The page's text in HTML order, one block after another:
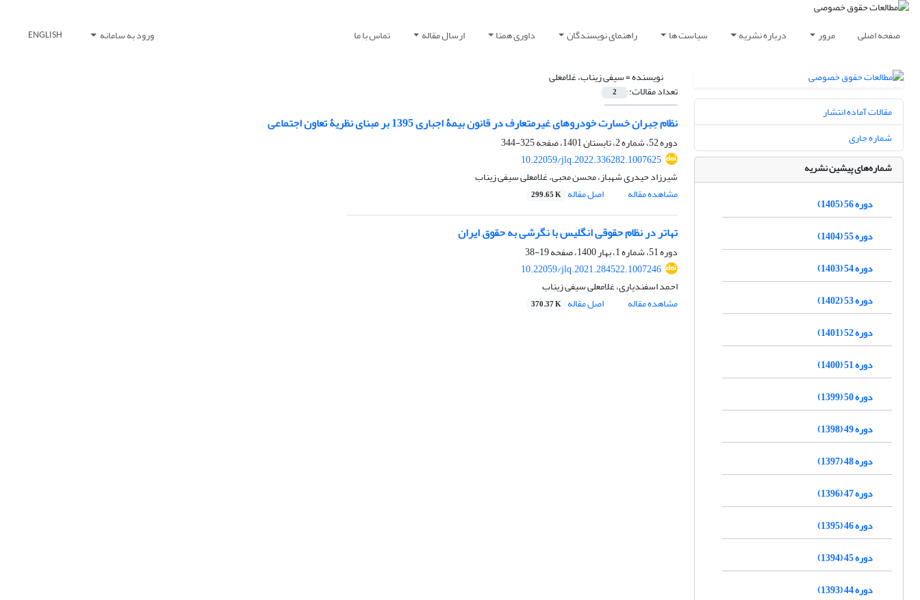
صفحه اصلی مرور درباره نشریه سیاست ها راهنمای نویسندگان داوری همتا ارسال مقاله تماس با ما ورود به سامانه ENGLISH
نویسنده =سیفی زیناب، غلامعلی
تعداد مقالات: 2
نظام جبران خسارت خودروهای غیرمتعارف در قانون بیمۀ اجباری ‏‏1395 بر مبنای نظریۀ تعاون اجتماعی
دوره 52، شماره 2، تابستان 1401، صفحه
325-344
10.22059/jlq.2022.336282.1007625
شیرزاد حیدری شهباز، محسن محبی، غلامعلی سیفی زیناب
مشاهده مقاله
اصل مقاله 299.65 K
تهاتر در نظام حقوقی انگلیس با نگرشی به حقوق ایران
دوره 51، شماره 1، بهار 1400، صفحه
19-38
10.22059/jlq.2021.284522.1007246
احمد اسفندیاری، غلامعلی سیفی زیناب
مشاهده مقاله
اصل مقاله 370.37 K
مقالات آماده انتشار
شماره جاری
شماره‌های پیشین نشریه
دوره 56 (1405)
دوره 55 (1404)
دوره 54 (1403)
دوره 53 (1402)
دوره 52 (1401)
دوره 51 (1400)
دوره 50 (1399)
دوره 49 (1398)
دوره 48 (1397)
دوره 47 (1396)
دوره 46 (1395)
دوره 45 (1394)
دوره 44 (1393)